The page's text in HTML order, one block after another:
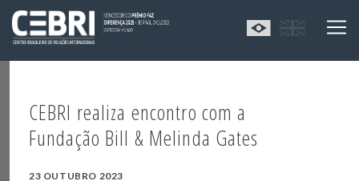
CEBRI realiza encontro com a
Fundação Bill & Melinda Gates
23 OUTUBRO 2023